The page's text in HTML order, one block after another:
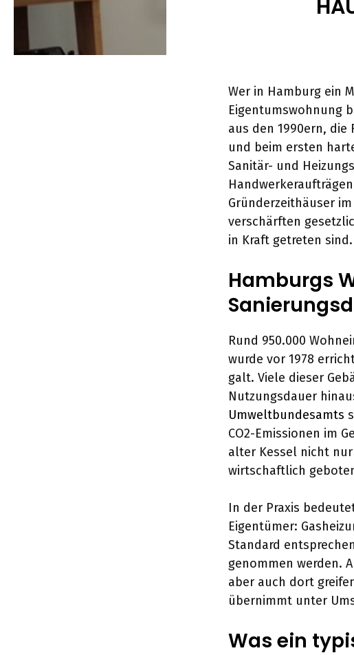
Wer in Hamburg ein
Eigentumswohnung
aus den 1990ern,
und beim ersten
Sanitär- und
Gründerzeithäuser
verschärften
in Kraft getreten sind.
Hamburgs
Rund 950.000
wurde vor 1978
galt. Viele dieser
Nutzungsdauer
Umweltbundesamts
CO2-Emissionen im
alter Kessel nicht
wirtschaftlich
In der Praxis
Eigentümer:
Standard
genommen werden.
aber auch dort
übernimmt unter
Was ein